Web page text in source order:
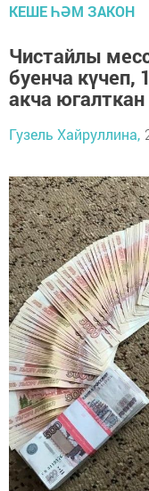
КЕШЕ ҺӘМ ЗАКОН
Чистайлы
буенча
акча югалткан
Гузель Хайруллина,